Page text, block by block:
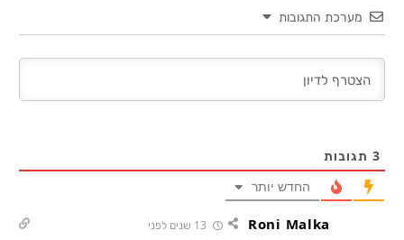
מערכת התגובות
3 תגובות
החדש יותר
Roni Malka